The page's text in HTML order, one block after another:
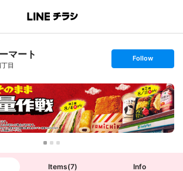
マート
目
s
t
o
l
l
o
w
Follow
Items(7) Info